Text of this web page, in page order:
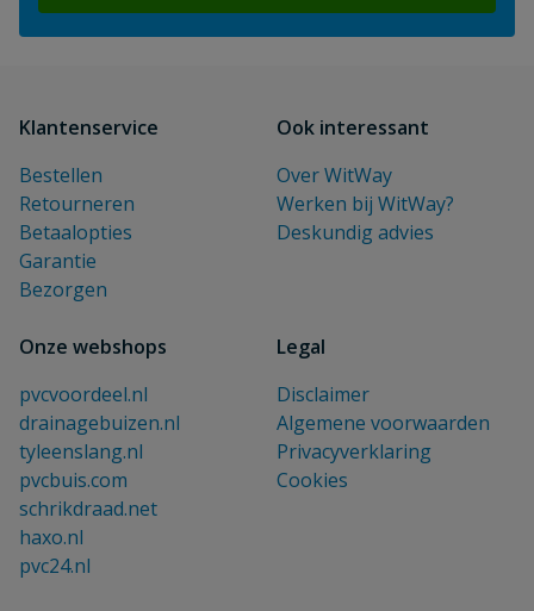
Klantenservice
Bestellen
Retourneren
Betaalopties
Garantie
Bezorgen
Ook interessant
Over WitWay
Werken bij WitWay?
Deskundig advies
Onze webshops
pvcvoordeel.nl
drainagebuizen.nl
tyleenslang.nl
pvcbuis.com
schrikdraad.net
haxo.nl
pvc24.nl
Legal
Disclaimer
Algemene voorwaarden
Privacyverklaring
Cookies